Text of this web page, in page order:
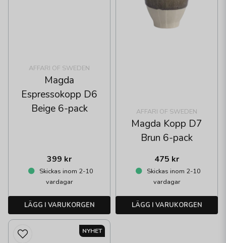
AFFARI OF SWEDEN
Magda
Espressokopp D6
Beige 6-pack
399 kr
Skickas inom 2-10
vardagar
LÄGG I VARUKORGEN
AFFARI OF SWEDEN
Magda Kopp D7
Brun 6-pack
475 kr
Skickas inom 2-10
vardagar
LÄGG I VARUKORGEN
NYHET